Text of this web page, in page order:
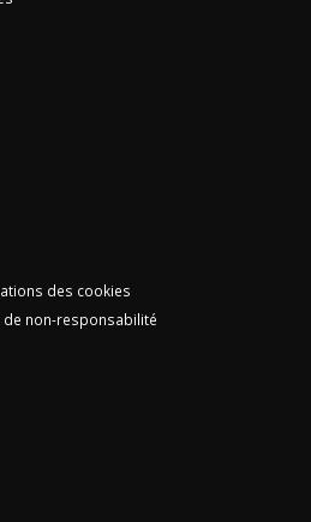
des cookies
de non-responsabilité